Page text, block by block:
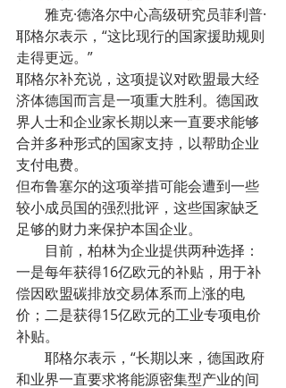
耶格尔表示，“这比现行的国家援助规则
走得更远。”
耶格尔补充说，这项提议对欧盟最大经
济体德国而言是一项重大胜利。德国政
界人士和企业家长期以来一直要求能够
合并多种形式的国家支持，以帮助企业
支付电费。
但布鲁塞尔的这项举措可能会遭到一些
较小成员国的强烈批评，这些国家缺乏
足够的财力来保护本国企业。
一是每年获得16亿欧元的补贴，用于补
偿因欧盟碳排放交易体系而上涨的电
价；二是获得15亿欧元的工业专项电价
补贴。
和业界一直要求将能源密集型产业的间